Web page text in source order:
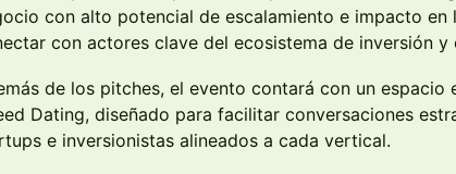
con alto potencial de escalamiento e impacto en
con actores clave del ecosistema de inversión y
de los pitches, el evento contará con un espacio
Dating, diseñado para facilitar conversaciones
e inversionistas alineados a cada vertical.